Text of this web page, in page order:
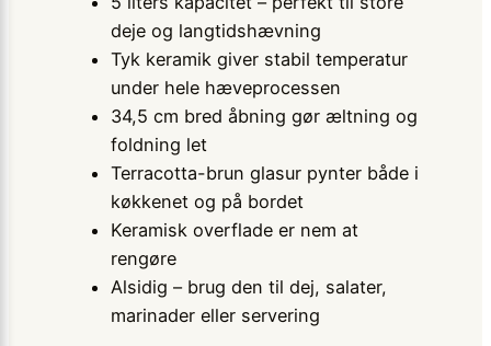
deje og langtidshævning
Tyk keramik giver stabil temperatur
under hele hæveprocessen
34,5 cm bred åbning gør æltning og
foldning let
Terracotta-brun glasur pynter både i
køkkenet og på bordet
Keramisk overflade er nem at
rengøre
Alsidig – brug den til dej, salater,
marinader eller servering